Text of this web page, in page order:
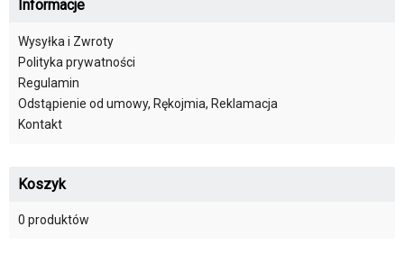
Informacje
Wysyłka i Zwroty
Polityka prywatności
Regulamin
Odstąpienie od umowy, Rękojmia, Reklamacja
Kontakt
Koszyk
0 produktów